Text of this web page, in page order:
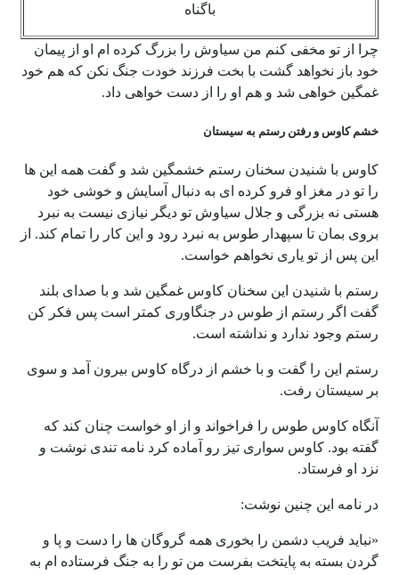
باگناه
چرا از تو مخفی کنم من سیاوش را بزرگ کرده ام او از پیمان
خود باز نخواهد گشت با بخت فرزند خودت جنگ نکن که هم خود
غمگین خواهی شد و هم او را از دست خواهی داد.
خشم کاوس و رفتن رستم به سیستان
کاوس با شنیدن سخنان رستم خشمگین شد و گفت همه این ها
را تو در مغز او فرو کرده ای به دنبال آسایش و خوشی خود
هستی نه بزرگی و جلال سیاوش تو دیگر نیازی نیست به نبرد
بروی بمان تا سپهدار طوس به نبرد رود و این کار را تمام کند. از
این پس از تو یاری نخواهم خواست.
رستم با شنیدن این سخنان کاوس غمگین شد و با صدای بلند
گفت اگر رستم از طوس در جنگاوری کمتر است پس فکر کن
رستم وجود ندارد و نداشته است.
رستم این را گفت و با خشم از درگاه کاوس بیرون آمد و سوی
بر سیستان رفت.
آنگاه کاوس طوس را فراخواند و از او خواست چنان کند که
گفته بود. کاوس سواری تیز رو آماده کرد نامه تندی نوشت و
نزد او فرستاد.
در نامه این چنین نوشت:
«نباید فریب دشمن را بخوری همه گروگان ها را دست و پا و
گردن بسته به پایتخت بفرست من تو را به جنگ فرستاده ام به